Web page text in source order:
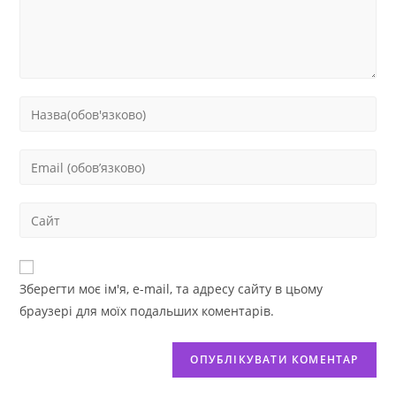
Зберегти моє ім'я, e-mail, та адресу сайту в цьому
браузері для моїх подальших коментарів.